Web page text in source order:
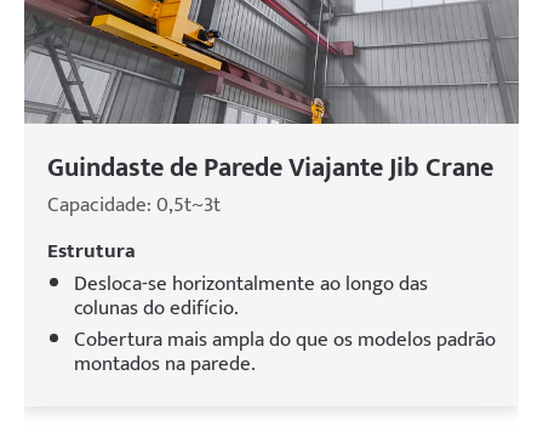
Guindaste de Parede Viajante Jib Crane
Capacidade: 0,5t~3t
Estrutura
Desloca-se horizontalmente ao longo das
colunas do edifício.
Cobertura mais ampla do que os modelos padrão
montados na parede.